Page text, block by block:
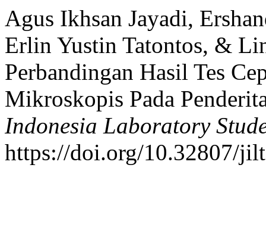
Agus Ikhsan Jayadi,
Erlin Yustin Tatontos, &
Perbandingan Hasil Tes
Mikroskopis Pada
Indonesia Laboratory
https://doi.org/10.32807/